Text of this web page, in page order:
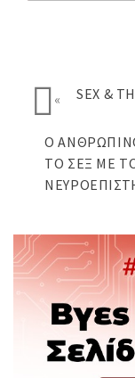
« SEX &
Ο
ΤΟ ΣΕΞ ΜΕ